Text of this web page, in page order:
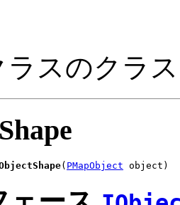
ラスのクラ
( PMapObject object)